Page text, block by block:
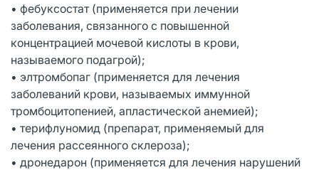
• фебуксостат (применяется при лечении
заболевания, связанного с повышенной
концентрацией мочевой кислоты в крови,
называемого подагрой);
• элтромбопаг (применяется для лечения
заболеваний крови, называемых иммунной
тромбоцитопенией, апластической анемией);
• терифлуномид (препарат, применяемый для
лечения рассеянного склероза);
• дронедарон (применяется для лечения нарушений